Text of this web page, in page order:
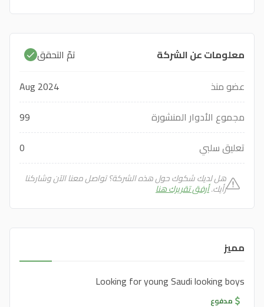
معلومات عن الشركة
تمّ التحقق
عضو منذ
Aug 2024
مجموع الأدوار المنشورة
99
تعليق سلبي
0
هل لديك شكوك حول هذه الشركة؟ تواصل معنا الآن وشاركنا
رأيك.أرفق تقريرك هنا
مميز
Looking for young Saudi looking boys
مدفوع